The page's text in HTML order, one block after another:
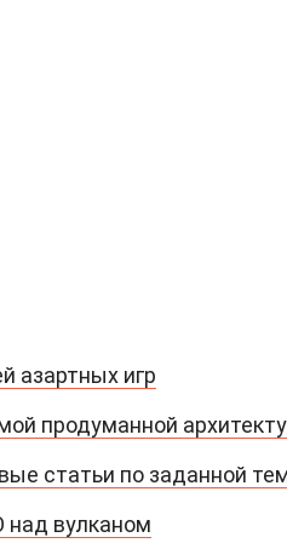
азартных игр
продуманной
статьи по заданной
вулканом